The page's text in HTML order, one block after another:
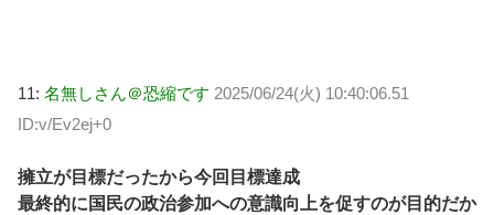
11: 名無しさん＠恐縮です 2025/06/24(火) 10:40:06.51
ID:v/Ev2ej+0
擁立が目標だったから今回目標達成
最終的に国民の政治参加への意識向上を促すのが目的だか